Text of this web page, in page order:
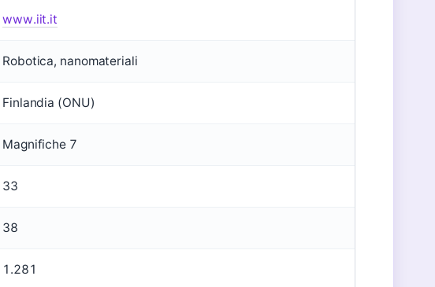
www.iit.it
Robotica, nanomateriali
Finlandia (ONU)
Magnifiche 7
33
38
1.281